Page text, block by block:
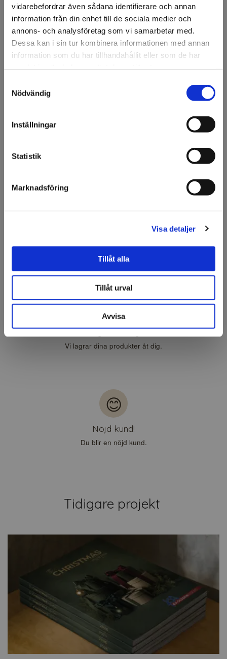
vidarebefordrar även sådana identifierare och annan
information från din enhet till de sociala medier och
annons- och analysföretag som vi samarbetar med.
Dessa kan i sin tur kombinera informationen med annan
information som du har tillhandahållit eller som de har
Nödvändig
Inställningar
Statistik
Marknadsföring
Visa detaljer
Tillåt alla
Tillåt urval
Avvisa
✅
Godkännande
Projektet godkänns och kan starta.
🚚
Vi packar och skickar till världen.
📦
Lagerhållning
Vi lagrar dina produkter åt dig.
😊
Nöjd kund!
Du blir en nöjd kund.
Tidigare projekt